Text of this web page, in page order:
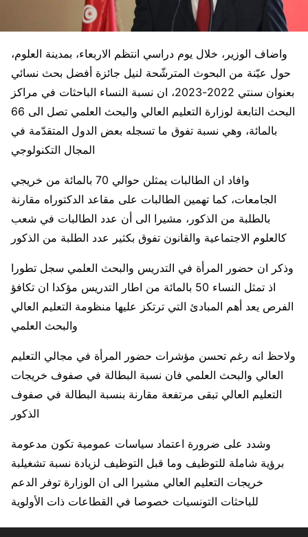
واضاف الوزير، خلال يوم دراسي انتظم الاربعاء، بمدينة العلوم،
حول عيّنة من البحوث المترشّحة لنيل جائزة أفضل بحث نسائي
بعنوان سنتي 2022-2023، ان نسبة النساء الباحثات في مراكز
البحث التابعة لوزارة التعليم العالي والبحث العلمي تصل الى 66
بالمائة، وهي نسبة تفوق ما تسجله بعض الدول المتقدّمة في
المجال التكنولوجي
وافاد ان الطالبات يمثلن حوالي 70 بالمائة من خريجي
الجامعات، كما تهمين الطالبات على مقاعد الدكتوراه مقارنة
بالطلبة من الذكور، مشيرا الى أن عدد الطالبات في شعب
كالعلوم الاجتماعية والقانون تفوق بكثير عدد الطلبة من الذكور
وذكر ان حضور المرأة في التدريس والبحث العلمي سجل تطورا
اذ تمثل النساء 50 بالمائة من اطار التدريس مؤكدا ان تكافؤ
الفرص يعد أهم المبادئ التي ترتكز عليها منظومة التعليم العالي
والبحث العلمي
ولاحظ انه رغم تحسن مؤشرات حضور المرأة في مجالي التعليم
العالي والبحث العلمي فان نسبة البطالة في صفوف خريجات
التعليم العالي تبقى مرتفعة مقارنة بنسبة البطالة في صفوف
الذكور
وشدد على ضرورة اعتماد سياسات عمومية تكون مدعومة
برؤية شاملة للتوظيف وما قبل التوظيف لزيادة نسبة تشغيلبة
خريجات التعليم العالي مشيرا الى ان الوزارة توفر الدعم
للباحثات التونسيات خصوصا في القطاعات ذات الأولوية